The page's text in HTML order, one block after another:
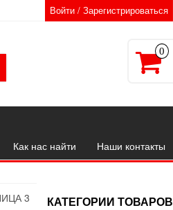
Войти / Зарегистрироваться
0
Как нас найти Наши контакты
3 КАТЕГОРИИ ТОВАРОВ